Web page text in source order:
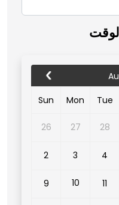
Sun Mon Tue
26 27 28
2 3 4
9 10 11